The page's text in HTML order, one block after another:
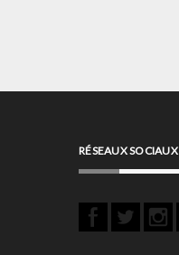
RÉSEAUX SOCIAUX